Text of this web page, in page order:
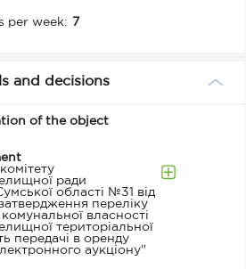
per week: 7
and decisions
of the object
ради
області №31 від
переліку
власності
територіальної
передачі в оренду
аукціону"